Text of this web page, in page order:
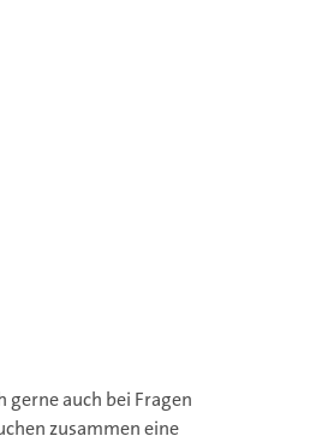
auch bei Fragen
zusammen eine